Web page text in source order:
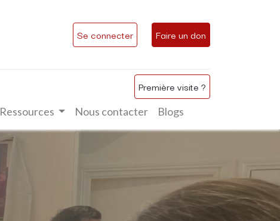
Se connecter Faire un don
Première visite ?
Ressources Nous contacter Blogs